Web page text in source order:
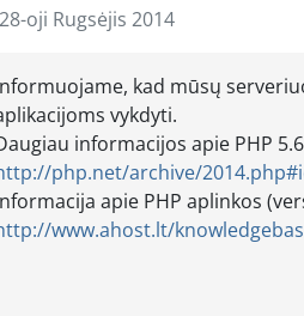
oji Rugsėjis 2014
kad mūsų
vykdyti.
informacijos apie PHP
php.net/archive/
apie PHP aplinkos
www.ahost.lt/